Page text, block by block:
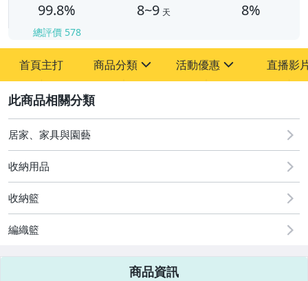
99.8%
總評價 578
8~9 天 8%
首頁主打 商品分類
其它
活動優惠
[全店] 新品回饋
直播影
居家、家具與園藝
收納用品
收納籃
編織籃
商品資訊